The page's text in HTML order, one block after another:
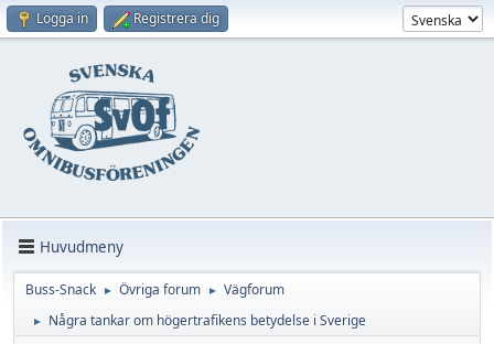
Logga in Registrera dig
Huvudmeny
Buss-Snack ► Övriga forum ► Vägforum
► Några tankar om högertrafikens betydelse i Sverige